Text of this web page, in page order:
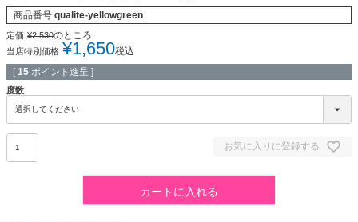
商品番号 qualite-yellowgreen
定価 ¥2,530のところ
当店特別価格 ¥1,650税込
[ 15 ポイント進呈 ]
度数
お気に入りに登録する
カートに入れる